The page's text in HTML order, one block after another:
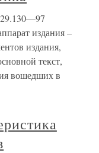
издания –
издания,
текст,
вошедших в